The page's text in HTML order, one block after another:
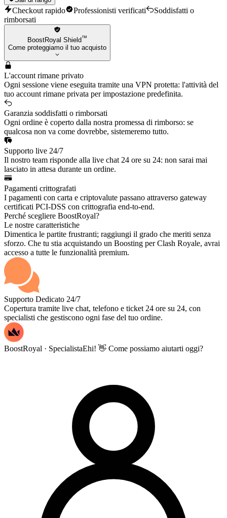
Checkout rapido Professionisti verificati
Soddisfatti o
rimborsati
BoostRoyal Shield™
Come proteggiamo il tuo acquisto
L'account rimane privato
Ogni sessione viene eseguita tramite una VPN protetta: l'attività del
tuo account rimane privata per impostazione predefinita.
Garanzia soddisfatti o rimborsati
Ogni ordine è coperto dalla nostra promessa di rimborso: se
qualcosa non va come dovrebbe, sistemeremo tutto.
Supporto live 24/7
Il nostro team risponde alla live chat 24 ore su 24: non sarai mai
lasciato in attesa durante un ordine.
Pagamenti crittografati
I pagamenti con carta e criptovalute passano attraverso gateway
certificati PCI-DSS con crittografia end-to-end.
Perché scegliere BoostRoyal?
Le nostre caratteristiche
Dimentica le partite frustranti; raggiungi il grado che meriti senza
sforzo. Che tu stia acquistando un Boosting per Clash Royale, avrai
accesso a tutte le funzionalità premium.
Supporto Dedicato 24/7
Copertura tramite live chat, telefono e ticket 24 ore su 24, con
specialisti che gestiscono ogni fase del tuo ordine.
BoostRoyal · SpecialistaEhi! 👋 Come possiamo aiutarti oggi?